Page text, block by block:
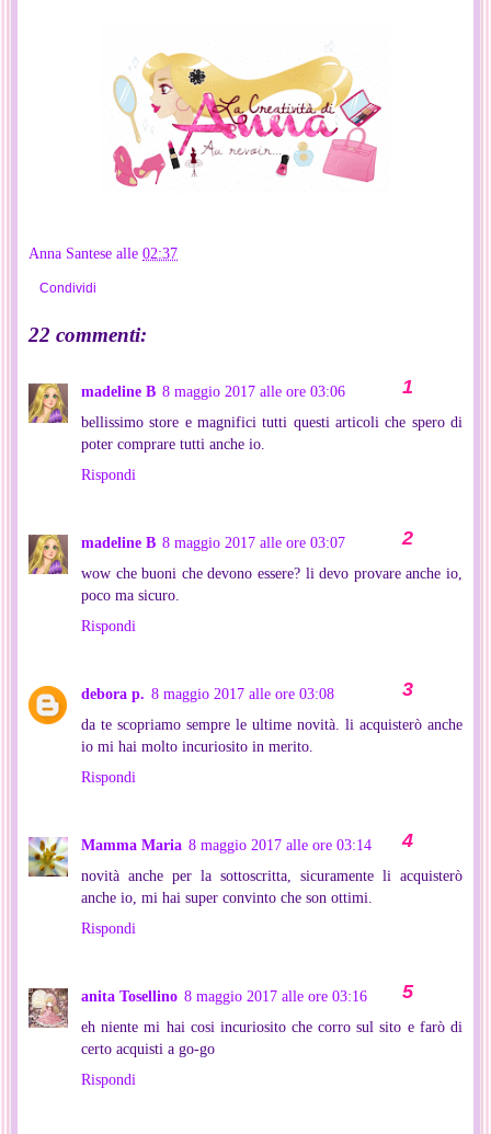
Anna Santese alle 02:37
Condividi
22 commenti:
madeline B 8 maggio 2017 alle ore 03:06
bellissimo store e magnifici tutti questi articoli che spero di
poter comprare tutti anche io.
Rispondi
madeline B 8 maggio 2017 alle ore 03:07
wow che buoni che devono essere? li devo provare anche io,
poco ma sicuro.
Rispondi
debora p. 8 maggio 2017 alle ore 03:08
da te scopriamo sempre le ultime novità. li acquisterò anche
io mi hai molto incuriosito in merito.
Rispondi
Mamma Maria 8 maggio 2017 alle ore 03:14
novità anche per la sottoscritta, sicuramente li acquisterò
anche io, mi hai super convinto che son ottimi.
Rispondi
anita Tosellino 8 maggio 2017 alle ore 03:16
eh niente mi hai cosi incuriosito che corro sul sito e farò di
certo acquisti a go-go
Rispondi